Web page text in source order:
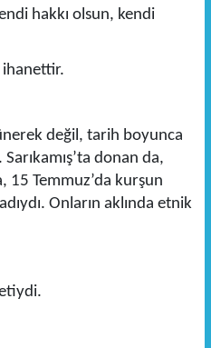
hakkı olsun, kendi
ihanettir.
değil, tarih boyunca
donan da,
15 Temmuz’da kurşun
Onların aklında etnik